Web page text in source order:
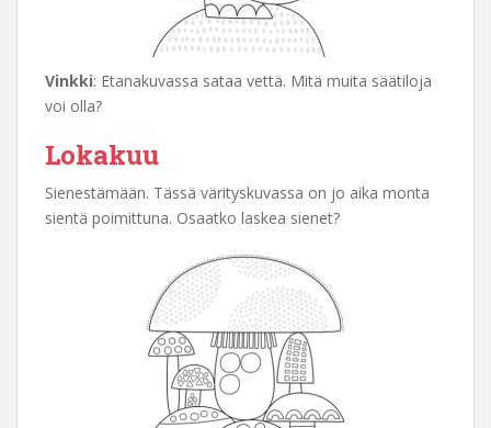
Vinkki: Etanakuvassa sataa vettä. Mitä muita säätiloja
voi olla?
Lokakuu
Sienestämään. Tässä värityskuvassa on jo aika monta
sientä poimittuna. Osaatko laskea sienet?